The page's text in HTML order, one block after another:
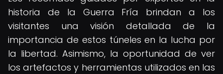
historia de la Guerra Fría brindan a los
visitantes una visión detallada de la
importancia de estos túneles en la lucha por
la libertad. Asimismo, la oportunidad de ver
los artefactos y herramientas utilizados en las